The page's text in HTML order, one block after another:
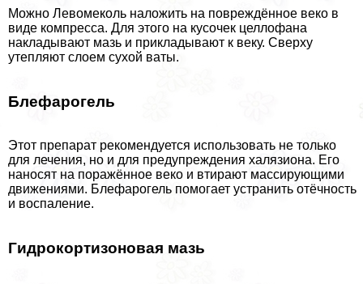
Можно Левомеколь наложить на повреждённое веко в
виде компресса. Для этого на кусочек целлофана
накладывают мазь и прикладывают к веку. Сверху
утепляют слоем сухой ваты.
Блефарогель
Этот препарат рекомендуется использовать не только
для лечения, но и для предупреждения халязиона. Его
наносят на поражённое веко и втирают массирующими
движениями. Блефарогель помогает устранить отёчность
и воспаление.
Гидрокортизоновая мазь